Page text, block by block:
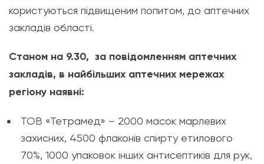
користуються підвищеним попитом, до аптечних
закладів області.
Станом на 9.30, за повідомленням аптечних
закладів, в найбільших аптечних мережах
регіону наявні:
ТОВ «Тетрамед» – 2000 масок марлевих
захисних, 4500 флаконів спирту етилового
70%, 1000 упаковок інших антисептиків для рук,